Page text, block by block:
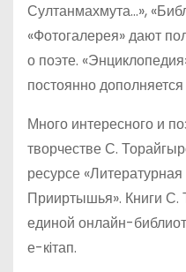
Султанмахмута…»,
«Фотогалерея» дают
о поэте.
постоянно
Много интересного и
творчестве С.
ресурсе
Прииртышья». Книги
единой онлайн-
е-кiтап.